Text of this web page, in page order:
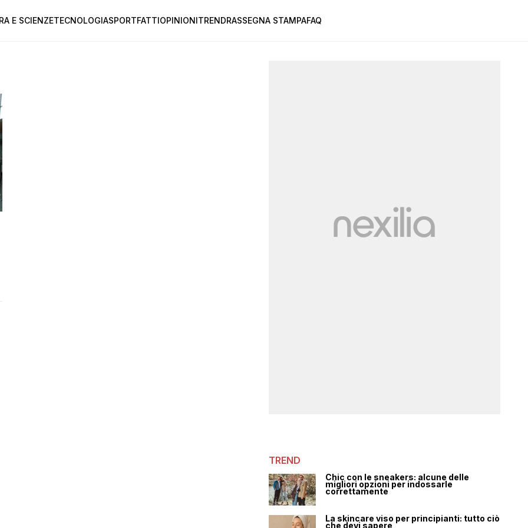
E SCIENZETECNOLOGIASPORTFATTIOPINIONITRENDRASSEGNA STAMPAFAQ
TREND
Chic con le sneakers: alcune delle
migliori opzioni per indossarle
correttamente
La skincare viso per principianti: tutto ciò
che devi sapere